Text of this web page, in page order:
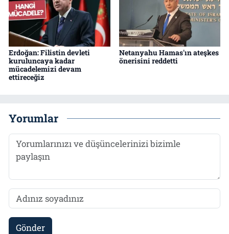
Erdoğan: Filistin devleti
kuruluncaya kadar
mücadelemizi devam
ettireceğiz
Netanyahu Hamas'ın ateşkes
önerisini reddetti
Yorumlar
Gönder